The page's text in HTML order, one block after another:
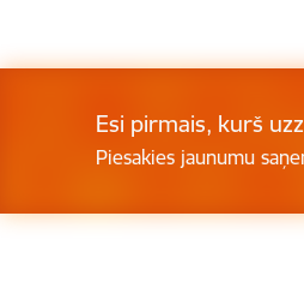
Esi pirmais, kurš
Piesakies jaunumu